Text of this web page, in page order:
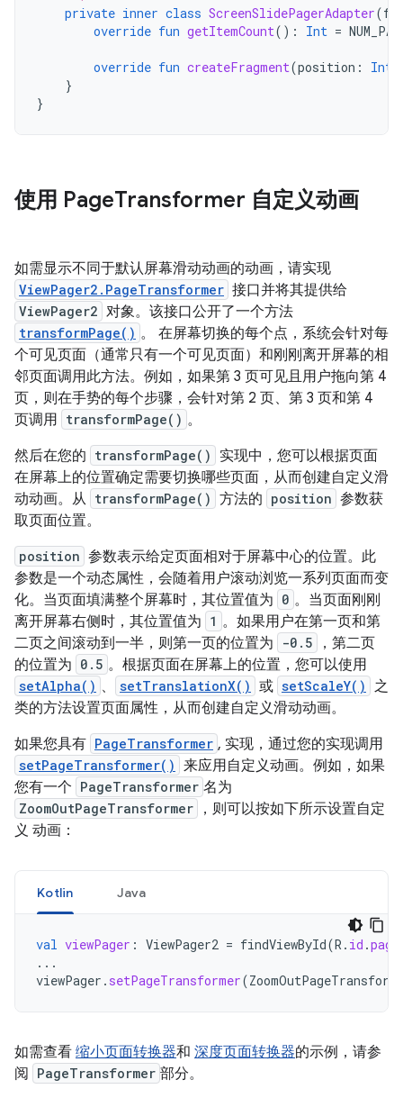
private inner class ScreenSlidePagerAdapter(fa
override fun getItemCount(): Int =
override fun createFragment(position : Int
}
}
使用 PageTransformer 自定义动画
如需显示不同于默认屏幕滑动动画的动画，请实现
ViewPager2.PageTransformer 接口并将其提供给
ViewPager2 对象。该接口公开了一个方法
transformPage() 。 在屏幕切换的每个点，系统会针对每
个可见页面（通常只有一个可见页面）和刚刚离开屏幕的相
邻页面调用此方法。例如，如果第 3 页可见且用户拖向第 4
页，则在手势的每个步骤，会针对第 2 页、第 3 页和第 4
页调用 transformPage() 。
然后在您的 transformPage()
实现中，您可以根据页面
在屏幕上的位置确定需要切换哪些页面，从而创建自定义滑
动动画。从 transformPage() 方法的 position 参数获
取页面位置。
position 参数表示给定页面相对于屏幕中心的位置。此
参数是一个动态属性，会随着用户滚动浏览一系列页面而变
化。当页面填满整个屏幕时，其位置值为 0 。当页面刚刚
离开屏幕右侧时，其位置值为 1 。如果用户在第一页和第
二页之间滚动到一半，则第一页的位置为
-0.5
，第二页
的位置为 0.5 。根据页面在屏幕上的位置，您可以使用
setAlpha() 、 setTranslationX() 或 setScaleY() 之
类的方法设置页面属性，从而创建自定义滑动动画。
如果您具有 PageTransformer , 实现，通过您的实现调用
setPageTransformer() 来应用自定义动画。例如，如果
您有一个 PageTransformer 名为
ZoomOutPageTransformer
，则可以按如下所示设置自定
义 动画：
Kotlin Java
val viewPager : ViewPager2 = findViewById(R . id .
...
viewPager . setPageTransformer(
如需查看 缩小页面转换器和 深度页面转换器的示例，请参
阅
PageTransformer 部分。